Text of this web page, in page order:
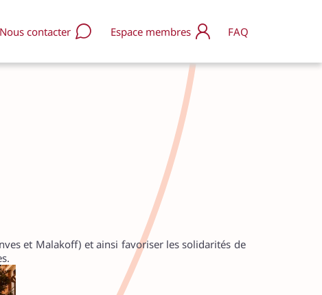
rejoindre / nous soutenir
Nous contacter Espace membres FAQ
et Malakoff) et ainsi favoriser les solidarités de